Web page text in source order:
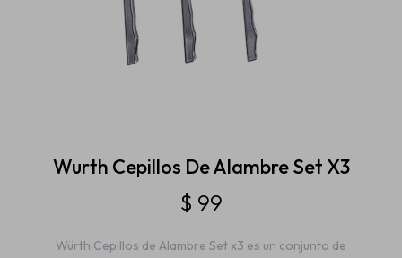
Wurth Cepillos De Alambre Set X3
$ 99
Würth Cepillos de Alambre Set x3 es un conjunto de
Accesorios